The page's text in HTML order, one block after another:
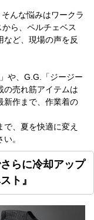
んな悩みはワークラ
ら、ペルチェベス
など、現場の声を反
や、G.G.「ジージー
の売れ筋アイテムは
新作まで、作業着の
、夏を快適に変え
。
らに冷却アップ
ト』